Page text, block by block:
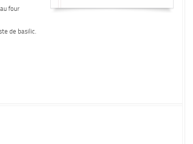
four
de basilic.